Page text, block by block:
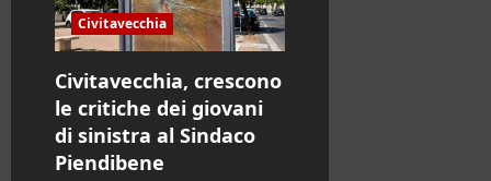
Civitavecchia
Civitavecchia, crescono
le critiche dei giovani
di sinistra al Sindaco
Piendibene